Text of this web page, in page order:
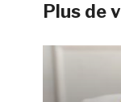
Plus de